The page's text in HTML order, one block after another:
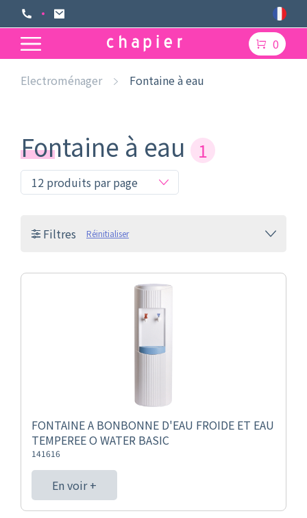
0
Electroménager Fontaine à eau
Fontaine à eau 1
Filtres Réinitialiser
FONTAINE A BONBONNE D'EAU FROIDE ET EAU
TEMPEREE O WATER BASIC
141616
En voir +